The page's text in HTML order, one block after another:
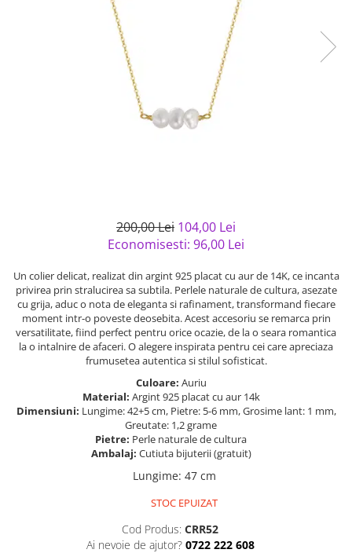
Bijuterii argint placat cu aur
Bijuterii argint cu diverse
Bijuterii argint cu murano
Bijuterii gotice si rock
Casete si cutii de bijuterii
200,00 Lei 104,00 Lei
Economisesti: 96,00 Lei
Un colier delicat, realizat din argint 925 placat cu aur de 14K, ce incanta
privirea prin stralucirea sa subtila. Perlele naturale de cultura, asezate
cu grija, aduc o nota de eleganta si rafinament, transformand fiecare
moment intr-o poveste deosebita. Acest accesoriu se remarca prin
versatilitate, fiind perfect pentru orice ocazie, de la o seara romantica
la o intalnire de afaceri. O alegere inspirata pentru cei care apreciaza
frumusetea autentica si stilul sofisticat.
Culoare: Auriu
Material: Argint 925 placat cu aur 14k
Dimensiuni: Lungime: 42+5 cm, Pietre: 5-6 mm, Grosime lant: 1 mm,
Greutate: 1,2 grame
Pietre: Perle naturale de cultura
Ambalaj: Cutiuta bijuterii (gratuit)
Lungime: 47 cm
STOC EPUIZAT
Cod Produs: CRR52
Ai nevoie de ajutor? 0722 222 608